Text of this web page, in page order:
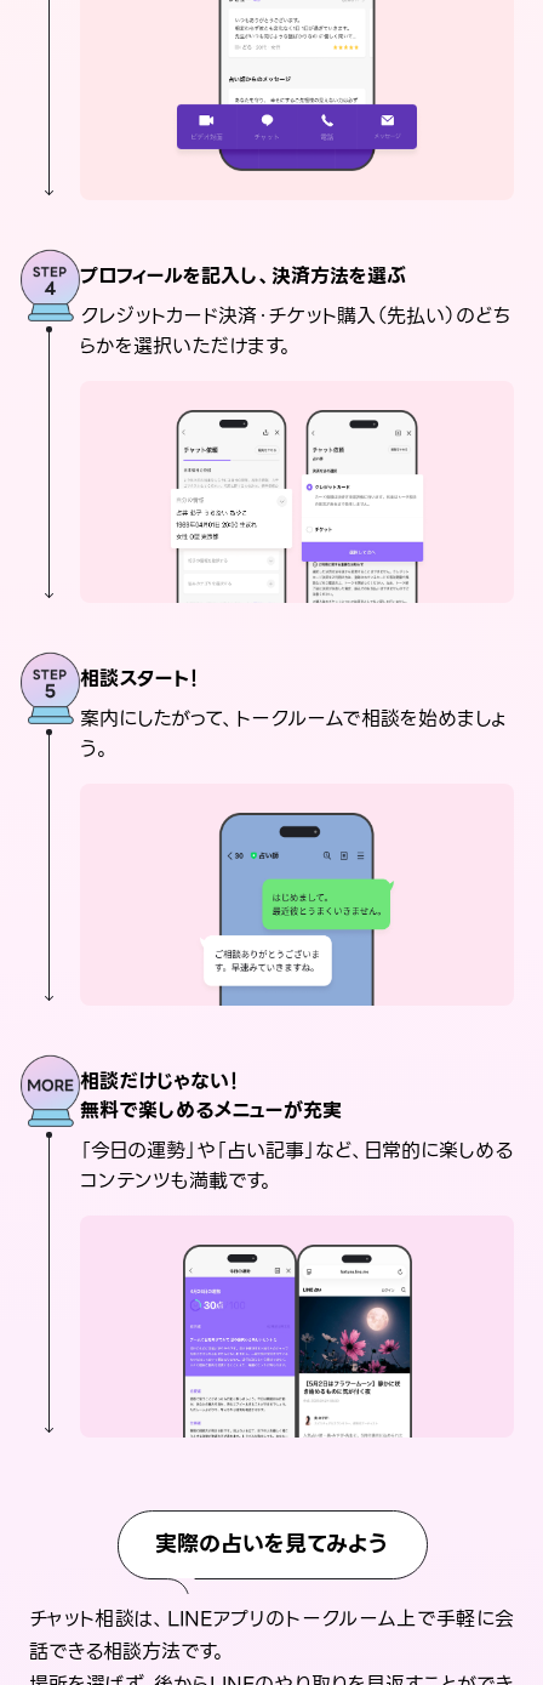
プロフィールを記入し、決済方法を選ぶ
クレジットカード決済・チケット購入（先払い）のどち
らかを選択いただけます。
相談スタート！
案内にしたがって、トークルームで相談を始めましょ
う。
相談だけじゃない！
無料で楽しめるメニューが充実
「今日の運勢」や「占い記事」など、日常的に楽しめる
コンテンツも満載です。
実際の占いを見てみよう
チャット相談は、LINEアプリのトークルーム上で手軽に会
話できる相談方法です。